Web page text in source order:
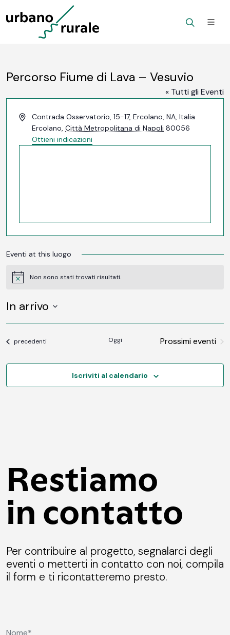
Percorso Fiume di Lava – Vesuvio
« Tutti gli Eventi
IndirizzoContrada Osservatorio, 15-17, Ercolano, NA, Italia
Ercolano, Città Metropolitana di Napoli 80056
Ottieni indicazioni
Eventi at this luogo
NoticeNon sono stati trovati risultati.
In arrivo
DATA.
Eventi
precedenti Oggi Prossimi eventi
Iscriviti al calendario
Restiamo
in contatto
Per contribuire al progetto, segnalarci degli
eventi o metterti in contatto con noi, compila
il form e ti ricontatteremo presto.